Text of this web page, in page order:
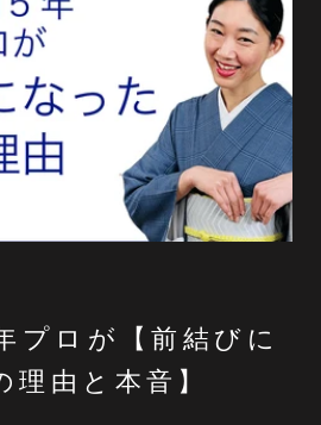
プロが【前結びに
由と本音】